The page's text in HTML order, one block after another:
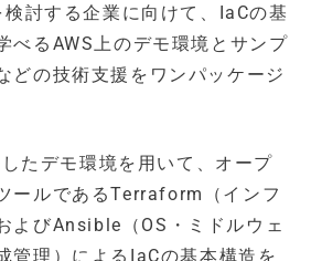
討する企業に向けて、IaCの基
べるAWS上のデモ環境とサンプ
どの技術支援をワンパッケージ
たデモ環境を用いて、オープ
ールであるTerraform（インフ
よびAnsible（OS・ミドルウェ
管理）によるIaCの基本構造を